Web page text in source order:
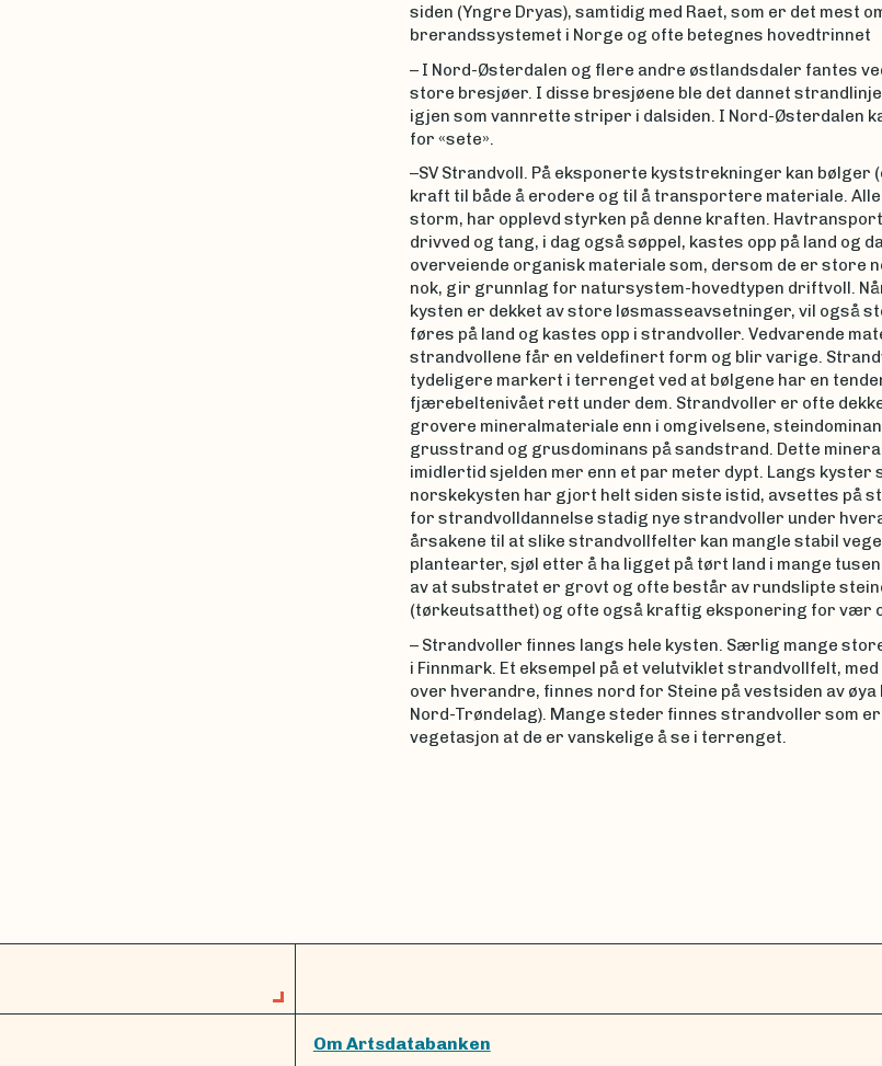
siden (Yngre Dryas), samtidig med Raet, som er det mest
brerandssystemet i Norge og ofte betegnes hovedtrinnet
– I Nord-Østerdalen og flere andre østlandsdaler fantes
store bresjøer. I disse bresjøene ble det dannet
igjen som vannrette striper i dalsiden. I Nord-Østerdalen
for «sete».
–SV Strandvoll. På eksponerte kyststrekninger kan bølger
kraft til både å erodere og til å transportere materiale.
storm, har opplevd styrken på denne kraften.
drivved og tang, i dag også søppel, kastes opp på land og
overveiende organisk materiale som, dersom de er store
nok, gir grunnlag for natursystem-hovedtypen driftvoll.
kysten er dekket av store løsmasseavsetninger, vil også
føres på land og kastes opp i strandvoller. Vedvarende
strandvollene får en veldefinert form og blir varige.
tydeligere markert i terrenget ved at bølgene har en
fjærebeltenivået rett under dem. Strandvoller er ofte
grovere mineralmateriale enn i omgivelsene,
grusstrand og grusdominans på sandstrand. Dette
imidlertid sjelden mer enn et par meter dypt. Langs kyster
norskekysten har gjort helt siden siste istid, avsettes på
for strandvolldannelse stadig nye strandvoller under
årsakene til at slike strandvollfelter kan mangle stabil
plantearter, sjøl etter å ha ligget på tørt land i mange
av at substratet er grovt og ofte består av rundslipte
(tørkeutsatthet) og ofte også kraftig eksponering for vær
– Strandvoller finnes langs hele kysten. Særlig mange
i Finnmark. Et eksempel på et velutviklet strandvollfelt,
over hverandre, finnes nord for Steine på vestsiden av øya
Nord-Trøndelag). Mange steder finnes strandvoller som
vegetasjon at de er vanskelige å se i terrenget.
Om Artsdatabanken